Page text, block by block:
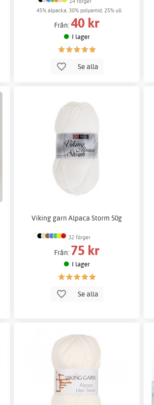
45% alpacka, 30% polyamid, 25% ull
Från:40 kr
I lager
Se alla
Viking garn Alpaca Storm 50g
32 färger
Från: 75 kr
I lager
Se alla